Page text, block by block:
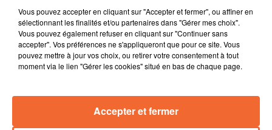
La Banque Alimentaire compte sur la générosité de
chacun lors de sa traditionnelle collecte cette fin de
semaine et week-end.
Une grande collecte solidaire de jouets inutilisés est
lancée dans les Deux-Sèvres jusqu'au 7 décembre. Elle
Vous pouvez accepter en cliquant sur "Accepter et fermer", ou affiner en
sélectionnant les finalités et/ou partenaires dans "Gérer mes choix".
Vous pouvez également refuser en cliquant sur "Continuer sans
accepter". Vos préférences ne s'appliqueront que pour ce site. Vous
pouvez mettre à jour vos choix, ou retirer votre consentement à tout
moment via le lien "Gérer les cookies" situé en bas de chaque page.
Accepter et fermer